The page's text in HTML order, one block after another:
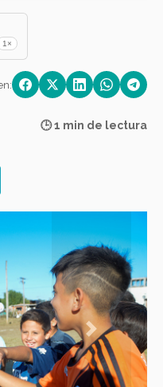
1×
🕒 1 min de lectura
Next